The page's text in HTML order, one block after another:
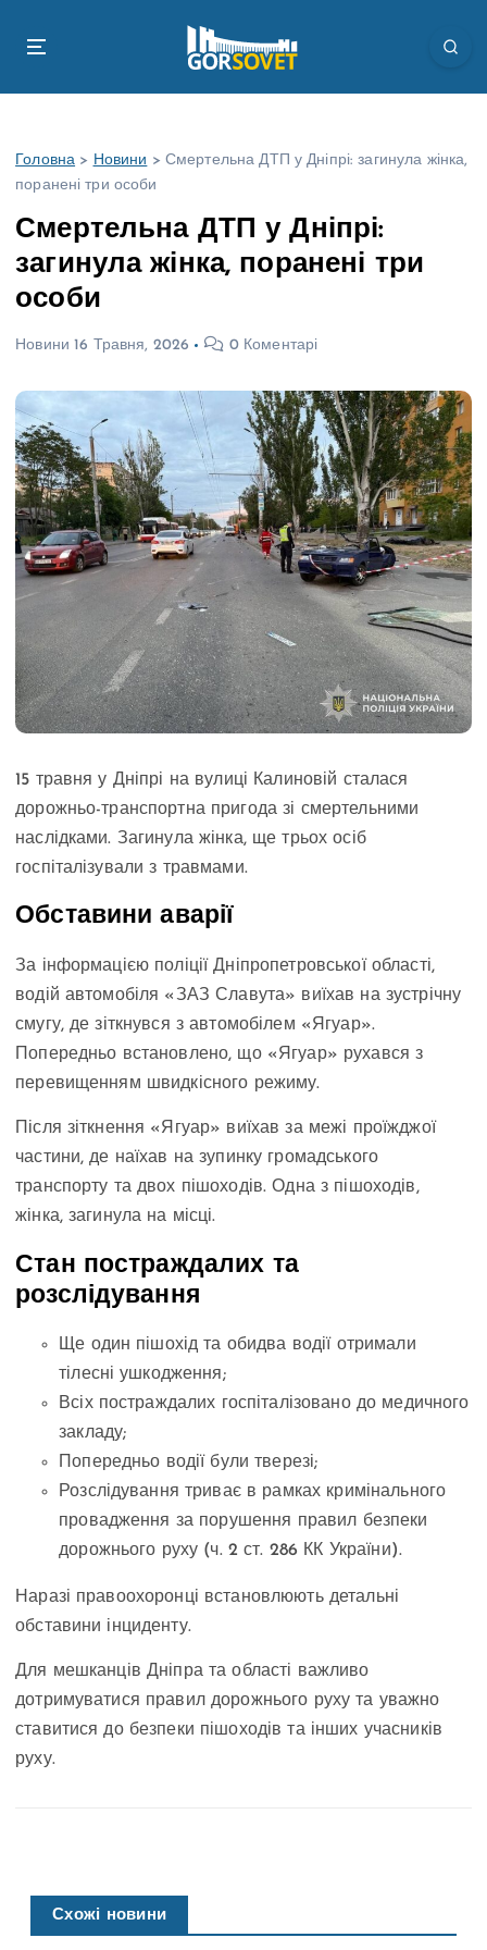
Головна > Новини > Смертельна ДТП у Дніпрі: загинула жінка,
поранені три особи
Смертельна ДТП у Дніпрі:
загинула жінка, поранені три
особи
Новини 16 Травня, 2026 0 Коментарі
15 травня у Дніпрі на вулиці Калиновій сталася
дорожньо-транспортна пригода зі смертельними
наслідками. Загинула жінка, ще трьох осіб
госпіталізували з травмами.
Обставини аварії
За інформацією поліції Дніпропетровської області,
водій автомобіля «ЗАЗ Славута» виїхав на зустрічну
смугу, де зіткнувся з автомобілем «Ягуар».
Попередньо встановлено, що «Ягуар» рухався з
перевищенням швидкісного режиму.
Після зіткнення «Ягуар» виїхав за межі проїжджої
частини, де наїхав на зупинку громадського
транспорту та двох пішоходів. Одна з пішоходів,
жінка, загинула на місці.
Стан постраждалих та
розслідування
Ще один пішохід та обидва водії отримали
тілесні ушкодження;
Всіх постраждалих госпіталізовано до медичного
закладу;
Попередньо водії були тверезі;
Розслідування триває в рамках кримінального
провадження за порушення правил безпеки
дорожнього руху (ч. 2 ст. 286 КК України).
Наразі правоохоронці встановлюють детальні
обставини інциденту.
Для мешканців Дніпра та області важливо
дотримуватися правил дорожнього руху та уважно
ставитися до безпеки пішоходів та інших учасників
руху.
Схожі новини